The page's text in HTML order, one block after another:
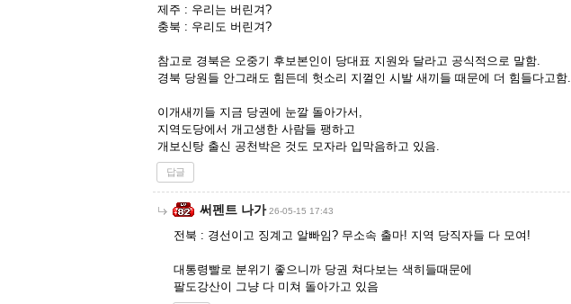
제주 : 우리는 버린겨?
충북 : 우리도 버린겨?
참고로 경북은 오중기 후보본인이 당대표 지원와 달라고 공식적으로 말함.
경북 당원들 안그래도 힘든데 헛소리 지껄인 시발 새끼들 때문에 더 힘들다고함.
이개새끼들 지금 당권에 눈깔 돌아가서,
지역도당에서 개고생한 사람들 팽하고
개보신탕 출신 공천박은 것도 모자라 입막음하고 있음.
답글
써펜트 나가 26-05-15 17:43
전북 : 경선이고 징계고 알빠임? 무소속 출마! 지역 당직자들 다 모여!
대통령빨로 분위기 좋으니까 당권 쳐다보는 색히들때문에
팔도강산이 그냥 다 미쳐 돌아가고 있음